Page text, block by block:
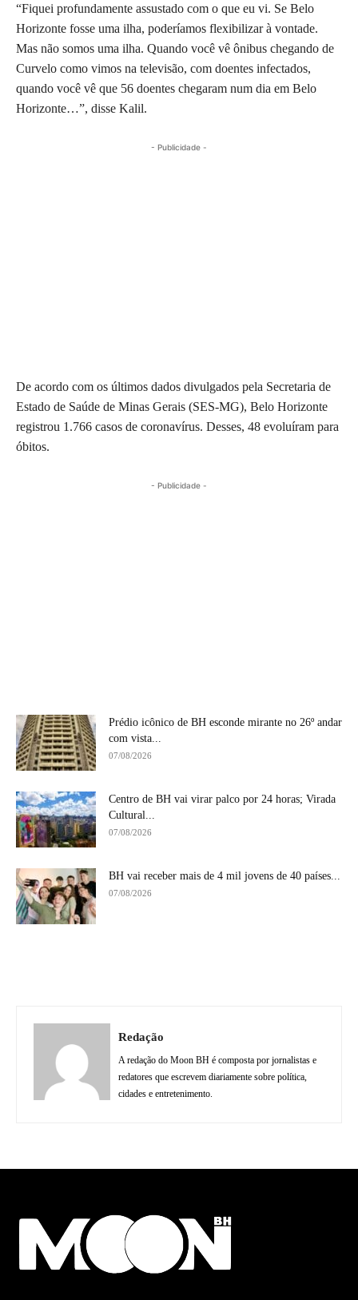
“Fiquei profundamente assustado com o que eu vi. Se Belo
Horizonte fosse uma ilha, poderíamos flexibilizar à vontade.
Mas não somos uma ilha. Quando você vê ônibus chegando de
Curvelo como vimos na televisão, com doentes infectados,
quando você vê que 56 doentes chegaram num dia em Belo
Horizonte…”, disse Kalil.
- Publicidade -
De acordo com os últimos dados divulgados pela Secretaria de
Estado de Saúde de Minas Gerais (SES-MG), Belo Horizonte
registrou 1.766 casos de coronavírus. Desses, 48 evoluíram para
óbitos.
- Publicidade -
Prédio icônico de BH esconde mirante no 26º andar
com vista...
07/08/2026
Centro de BH vai virar palco por 24 horas; Virada
Cultural...
07/08/2026
BH vai receber mais de 4 mil jovens de 40 países...
07/08/2026
Redação
A redação do Moon BH é composta por jornalistas e
redatores que escrevem diariamente sobre política,
cidades e entretenimento.